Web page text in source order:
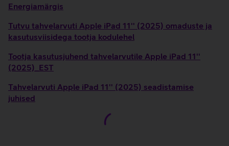
Energiamärgis
Tutvu tahvelarvuti Apple iPad 11'' (2025) omaduste ja
kasutusviisidega tootja kodulehel
Tootja kasutusjuhend tahvelarvutile Apple iPad 11''
(2025)_EST
Tahvelarvuti Apple iPad 11'' (2025) seadistamise
juhised